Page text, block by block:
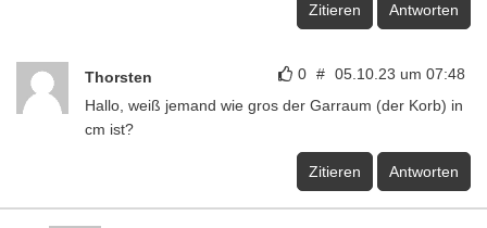
Zitieren Antworten
0 # 05.10.23 um 07:48
Thorsten
Hallo, weiß jemand wie gros der Garraum (der Korb) in
cm ist?
Zitieren Antworten